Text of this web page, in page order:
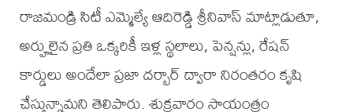
రాజమండ్రి సిటీ ఎమ్మెల్యే ఆదిరెడ్డి శ్రీనివాస్ మాట్లాడుతూ,
అర్హులైన ప్రతి ఒక్కరికీ ఇళ్ల స్థలాలు, పెన్షన్లు, రేషన్
కార్డులు అందేలా ప్రజా దర్బార్ ద్వారా నిరంతరం కృషి
చేస్తున్నామని తెలిపారు. శుక్రవారం సాయంత్రం